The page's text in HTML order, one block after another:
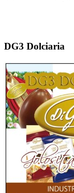
DG3 Dolciaria